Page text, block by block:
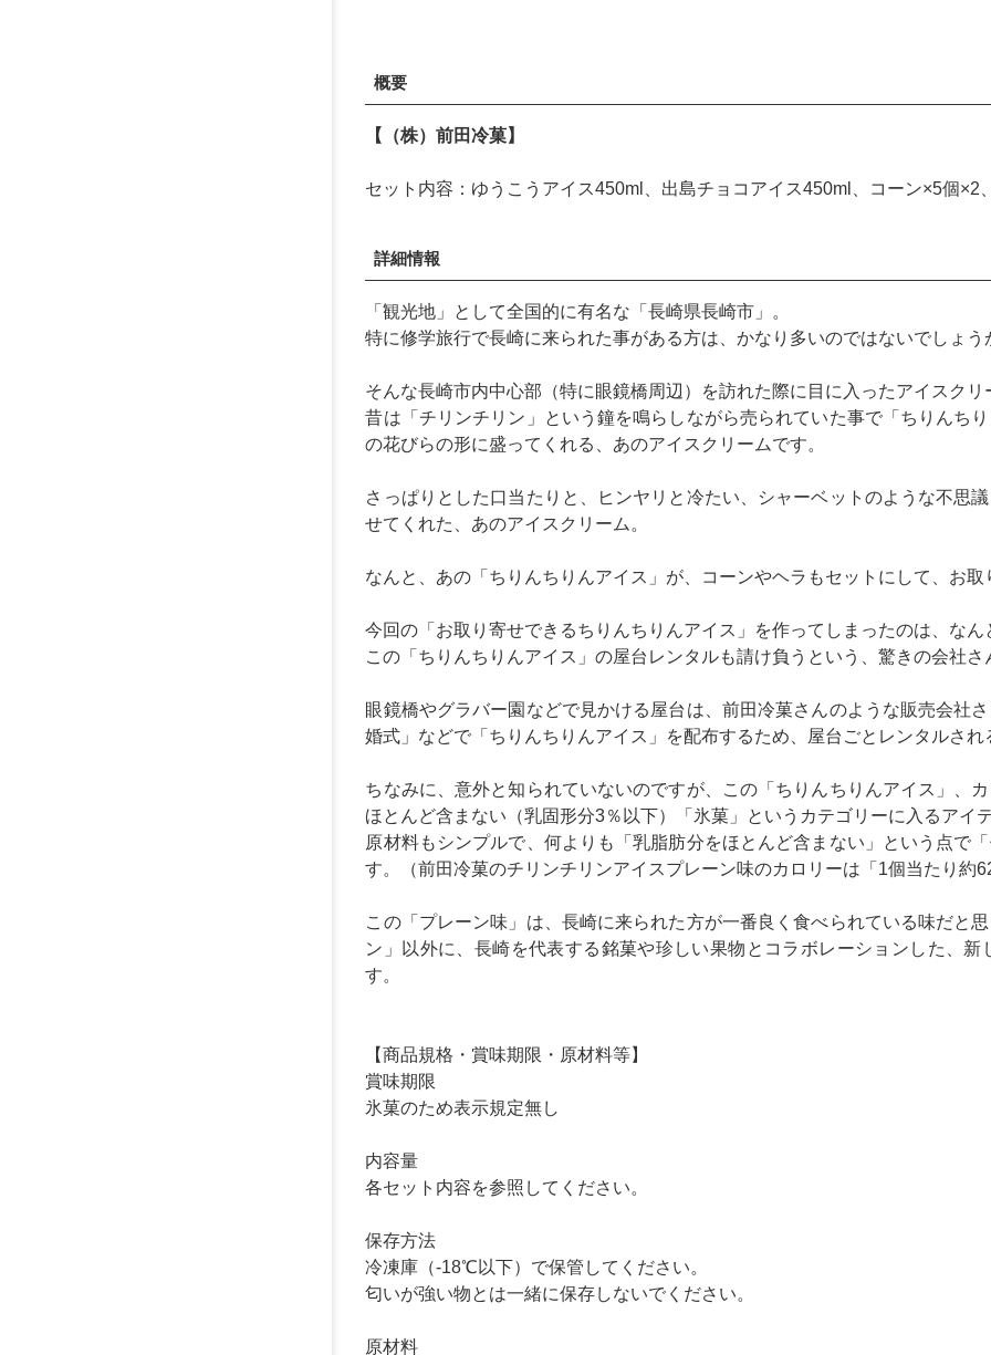
概要
【（株）前田冷菓】
セット内容：ゆうこうアイス450ml、出島チョコアイス450ml、コーン×5個×2
詳細情報
「観光地」として全国的に有名な「長崎県長崎市」。
特に修学旅行で長崎に来られた事がある方は、かなり多いのではないでしょう
そんな長崎市内中心部（特に眼鏡橋周辺）を訪れた際に目に入ったアイスクリ
昔は「チリンチリン」という鐘を鳴らしながら売られていた事で「ちりんち
の花びらの形に盛ってくれる、あのアイスクリームです。
さっぱりとした口当たりと、ヒンヤリと冷たい、シャーベットのような不思
せてくれた、あのアイスクリーム。
なんと、あの「ちりんちりんアイス」が、コーンやヘラもセットにして、お
今回の「お取り寄せできるちりんちりんアイス」を作ってしまったのは、な
この「ちりんちりんアイス」の屋台レンタルも請け負うという、驚きの会社さ
眼鏡橋やグラバー園などで見かける屋台は、前田冷菓さんのような販売会社
婚式」などで「ちりんちりんアイス」を配布するため、屋台ごとレンタルされ
ちなみに、意外と知られていないのですが、この「ちりんちりんアイス」、
ほとんど含まない（乳固形分3％以下）「氷菓」というカテゴリーに入るアイテ
原材料もシンプルで、何よりも「乳脂肪分をほとんど含まない」という点で
す。（前田冷菓のチリンチリンアイスプレーン味のカロリーは「1個当たり約
この「プレーン味」は、長崎に来られた方が一番良く食べられている味だと
ン」以外に、長崎を代表する銘菓や珍しい果物とコラボレーションした、
す。
【商品規格・賞味期限・原材料等】
賞味期限
氷菓のため表示規定無し
内容量
各セット内容を参照してください。
保存方法
冷凍庫（-18℃以下）で保管してください。
匂いが強い物とは一緒に保存しないでください。
原材料